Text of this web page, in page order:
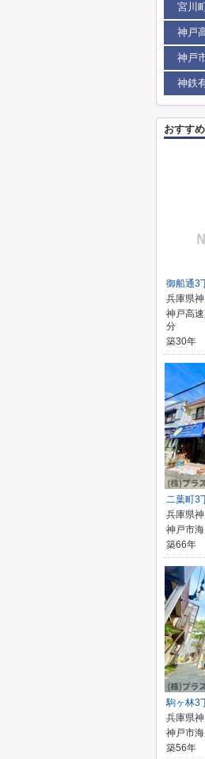
宮川
神戸
神戸
神鉄
おすす
御船通3
兵庫県
神戸高
分
築30年
二葉町3
兵庫県
神戸市
築66年
駒ヶ林3
兵庫県
神戸市
築56年